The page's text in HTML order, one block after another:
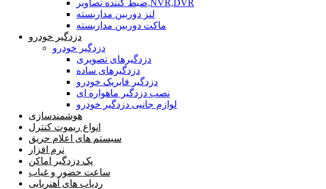
ضبط کننده تصاویر,NVR,DVR
لنز دوربین مداربسته
ماکت دوربین مداربسته
دزدگیر خودرو
دزدگیر خودرو
دزدگیرهای تصویری
دزدگیرهای ساده
دزدگیر فابریک خودرو
نصب دزدگیر ماهواره ای
لوازم جانبی دزدگیر خودرو
هوشمندسازی
انواع ریموت کنترل
سیستم های اعلام حریق
نرم افزار
پک دزدگیر اماکن
ساعت حضور و غیاب
ردیاب های آهنربایی